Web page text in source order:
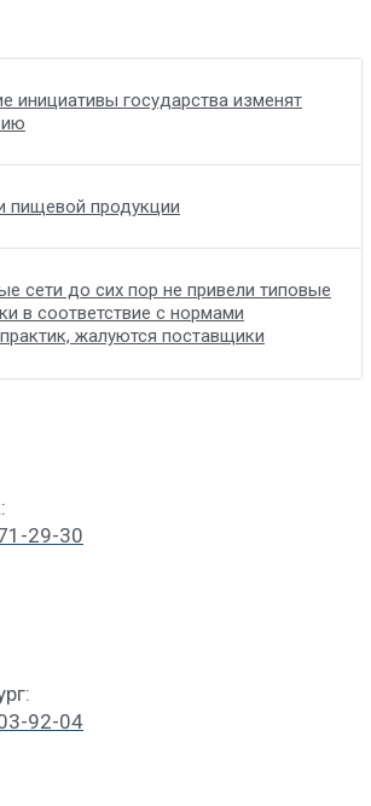
инициативы государства изменят
пищевой продукции
сети до сих пор не привели типовые
в соответствие с нормами
жалуются поставщики
29-30
92-04